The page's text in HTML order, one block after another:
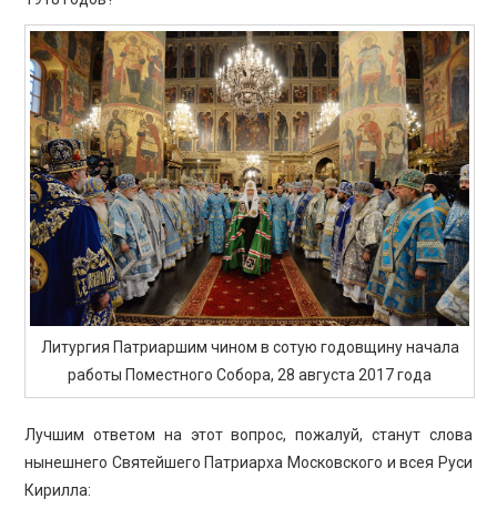
Литургия Патриаршим чином в сотую годовщину начала
работы Поместного Собора, 28 августа 2017 года
Лучшим ответом на этот вопрос, пожалуй, станут слова
нынешнего Святейшего Патриарха Московского и всея Руси
Кирилла: